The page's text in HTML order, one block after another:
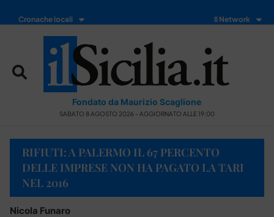
Cronache locali Il Network
Fondato da Maurizio Scaglione
SABATO 8 AGOSTO 2026 - AGGIORNATO ALLE 19:00
RIFIUTI: A PALERMO IL 67 PERCENTO
DELLE IMPRESE NON HA PAGATO LA TARI
NEL 2016
Nicola Funaro